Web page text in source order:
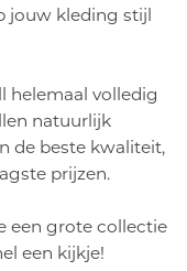
jouw kleding stijl
helemaal volledig
natuurlijk
de beste kwaliteit,
prijzen.
een grote collectie
een kijkje!